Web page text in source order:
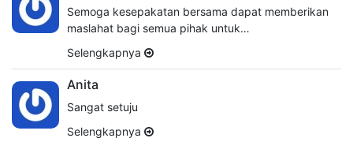
Semoga kesepakatan bersama dapat memberikan
maslahat bagi semua pihak untuk…
Selengkapnya
Anita
Sangat setuju
Selengkapnya